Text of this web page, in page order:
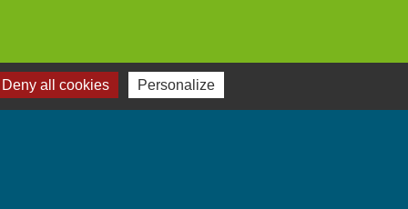
Deny all cookies Personalize